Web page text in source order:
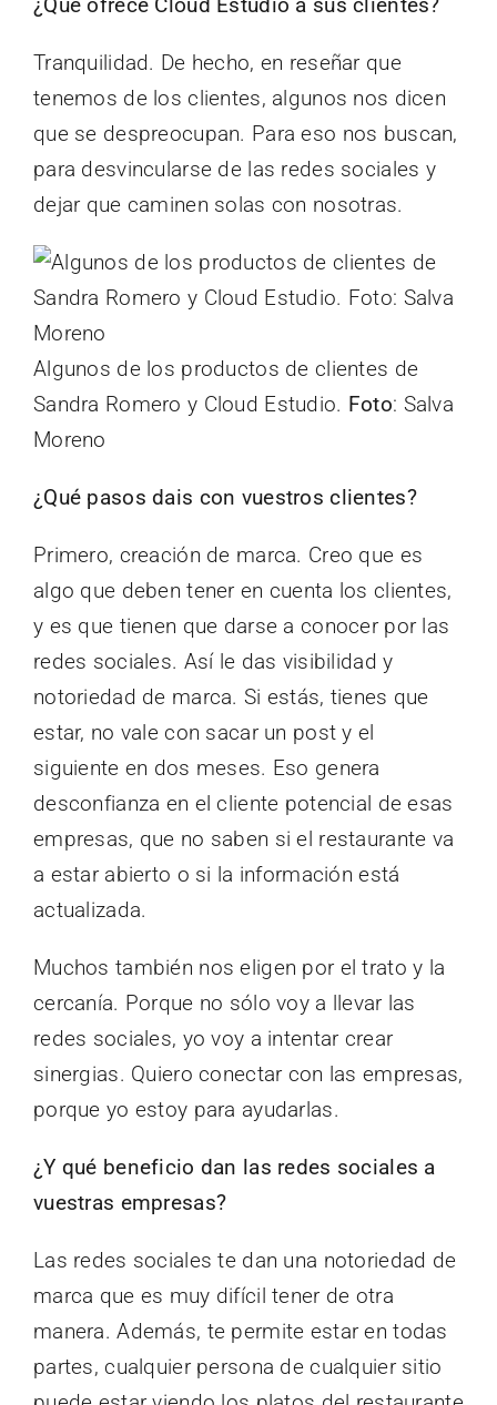
Tranquilidad. De hecho, en reseñar que
tenemos de los clientes, algunos nos dicen
que se despreocupan. Para eso nos buscan,
para desvincularse de las redes sociales y
dejar que caminen solas con nosotras.
Algunos de los productos de clientes de
Sandra Romero y Cloud Estudio. Foto: Salva
Moreno
¿Qué pasos dais con vuestros clientes?
Primero, creación de marca. Creo que es
algo que deben tener en cuenta los clientes,
y es que tienen que darse a conocer por las
redes sociales. Así le das visibilidad y
notoriedad de marca. Si estás, tienes que
estar, no vale con sacar un post y el
siguiente en dos meses. Eso genera
desconfianza en el cliente potencial de esas
empresas, que no saben si el restaurante va
a estar abierto o si la información está
actualizada.
Muchos también nos eligen por el trato y la
cercanía. Porque no sólo voy a llevar las
redes sociales, yo voy a intentar crear
sinergias. Quiero conectar con las empresas,
porque yo estoy para ayudarlas.
¿Y qué beneficio dan las redes sociales a
vuestras empresas?
Las redes sociales te dan una notoriedad de
marca que es muy difícil tener de otra
manera. Además, te permite estar en todas
partes, cualquier persona de cualquier sitio